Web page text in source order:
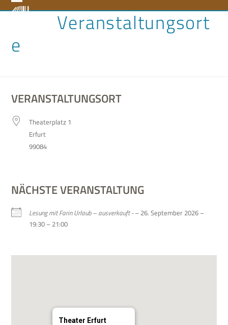
to Open
menu
Close
menu
Veranstaltungsort
e
VERANSTALTUNGSORT
Thea­ter­platz 1
Erfurt
99084
NÄCHSTE VERANSTALTUNG
Lesung mit Farin Urlaub – aus­ver­kauft -– 26. Sep­tem­ber 2026 –
19:30 – 21:00
Theater Erfurt